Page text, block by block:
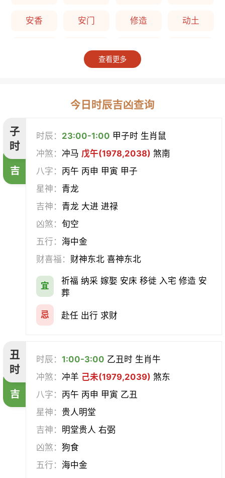
安香 安门 修造 动土
平治道涂 造桥
造仓 修饰垣墙 造船
造畜稠 盖屋
经络 酝酿 造车器
赴任 立券 置产 出货财
祭祀 祈福
移徙 分居 出火
放水 畋猎
查看更多
今日时辰吉凶查询
子
时
吉
时辰： 23:00-1:00 甲子时 生肖鼠
冲煞：冲马 戊午(1978,2038) 煞南
八字： 丙午 丙申 甲寅 甲子
星神： 青龙
吉神： 青龙 大进 进禄
凶煞：旬空
五行：海中金
财喜福： 财神东北 喜神东北
宜
祈福 纳采 嫁娶 安床 移徙 入宅 修造 安
葬
忌 赴任 出行 求财
丑
时
吉
时辰：1:00-3:00 乙丑时 生肖牛
冲煞：冲羊 己未(1979,2039) 煞东
八字： 丙午 丙申 甲寅 乙丑
星神： 贵人明堂
吉神： 明堂贵人 右弼
凶煞：狗食
五行：海中金